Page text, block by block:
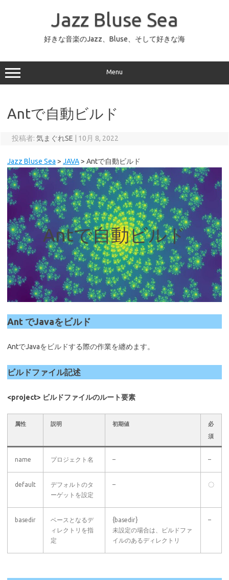
ッ
プ
Jazz Bluse Sea
好きな音楽のJazz、Bluse、そして好きな海
Menu
Antで自動ビルド
投稿者: 気まぐれSE 10月 8, 2022
Jazz Bluse Sea > JAVA> Antで自動ビルド
Antで自動ビルド
Ant でJavaをビルド
AntでJavaをビルドする際の作業を纏めます。
ビルドファイル記述
<project> ビルドファイルのルート要素
属性 説明 初期値
必
須
name プロジェクト名 – –
default
デフォルトのタ
ーゲットを設定
– 〇
basedir
ベースとなるデ
ィレクトリを指
定
{basedir}
未設定の場合は、ビルドファ
イルのあるディレクトリ
–